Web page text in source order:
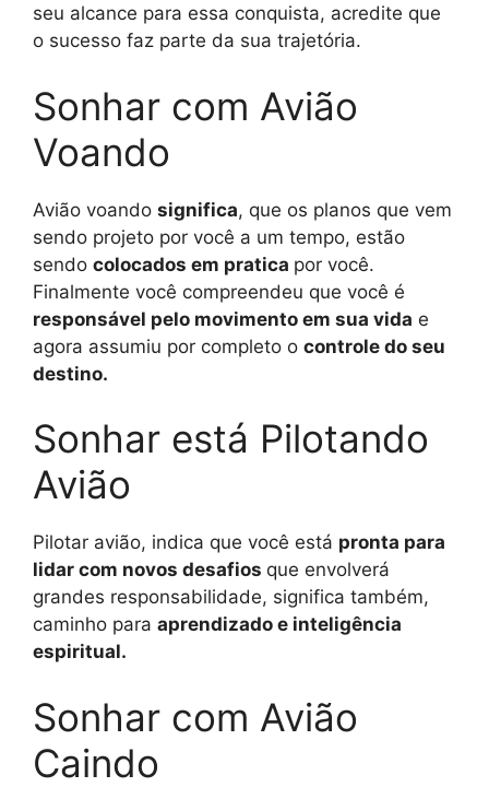
seu alcance para essa conquista, acredite que
o sucesso faz parte da sua trajetória.
Sonhar com Avião
Voando
Avião voando significa, que os planos que vem
sendo projeto por você a um tempo, estão
sendo colocados em pratica por você.
Finalmente você compreendeu que você é
responsável pelo movimento em sua vida e
agora assumiu por completo o controle do seu
destino.
Sonhar está Pilotando
Avião
Pilotar avião, indica que você está pronta para
lidar com novos desafios que envolverá
grandes responsabilidade, significa também,
caminho para aprendizado e inteligência
espiritual.
Sonhar com Avião
Caindo